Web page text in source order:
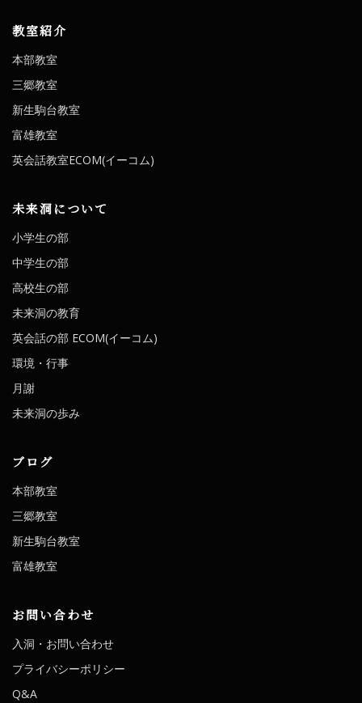
教室紹介
本部教室
三郷教室
新生駒台教室
富雄教室
英会話教室ECOM(イーコム)
未来洞について
小学生の部
中学生の部
高校生の部
未来洞の教育
英会話の部 ECOM(イーコム)
環境・行事
月謝
未来洞の歩み
ブログ
本部教室
三郷教室
新生駒台教室
富雄教室
お問い合わせ
入洞・お問い合わせ
プライバシーポリシー
Q&A